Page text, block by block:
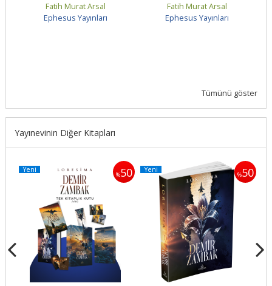
Fatih Murat Arsal
Ephesus Yayınları
Fatih Murat Arsal
Ephesus Yayınları
Tümünü göster
Yayınevinin Diğer Kitapları
%50
Yeni
%50
Yeni